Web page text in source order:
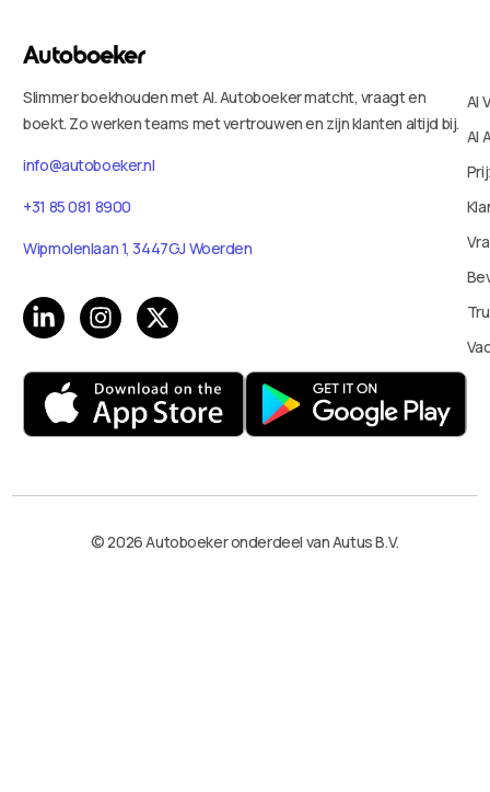
Slimmer boekhouden met AI. Autoboeker matcht, vraagt en
boekt. Zo werken teams met vertrouwen en zijn klanten altijd bij.
info@autoboeker.nl
+31 85 081 8900
Wipmolenlaan 1, 3447GJ Woerden
AI
AI
© 2026 Autoboeker onderdeel van Autus B.V.